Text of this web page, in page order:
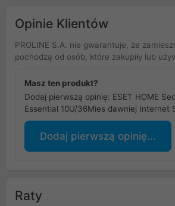
Opinie Klientów
PROLINE S.A. nie gwarantuje, że
pochodzą od osób, które zakupiły lub
Masz ten produkt?
Dodaj pierwszą opinię: ESET HOME
Essential 10U/36Mies dawniej Internet
Dodaj pierwszą opinię...
Raty